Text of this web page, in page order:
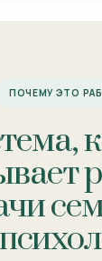
ПОЧЕМУ ЭТО